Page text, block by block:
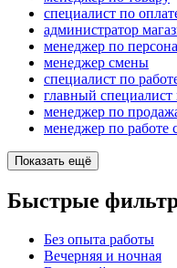
специалист по
администратор
менеджер по
менеджер смены
специалист по
главный специалист
менеджер по
менеджер по работе
Показать ещё
Быстрые
Без опыта работы
Вечерняя и ночная